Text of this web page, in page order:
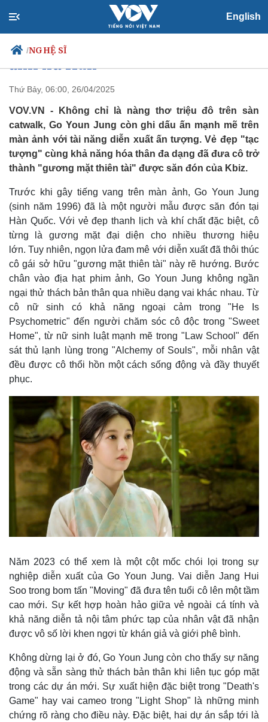
English
/NGHỆ SĨ
Chính trị
Đảng
Tổ chức nhân sự
Quốc hội
Nhận diện sự thật
Xã hội
Tin 24h
Dự báo thời tiết
Giáo dục
Dấu ấn VOV
Biển đảo
Thế giới
Quan sát
Cuộc sống đó đây
Hồ sơ
Multimedia
Ảnh
E-Magazine
Infographic
Go Youn Jung: Từ nàng thơ triệu
đô đến gương mặt càn quét màn
ảnh xứ Hàn
Thứ Bảy, 06:00, 26/04/2025
VOV.VN - Không chỉ là nàng thơ triệu đô trên sàn
catwalk, Go Youn Jung còn ghi dấu ấn mạnh mẽ trên
màn ảnh với tài năng diễn xuất ấn tượng. Vẻ đẹp "tạc
tượng" cùng khả năng hóa thân đa dạng đã đưa cô trở
thành "gương mặt thiên tài" được săn đón của Kbiz.
Trước khi gây tiếng vang trên màn ảnh, Go Youn Jung
(sinh năm 1996) đã là một người mẫu được săn đón tại
Hàn Quốc. Với vẻ đẹp thanh lịch và khí chất đặc biệt, cô
từng là gương mặt đại diện cho nhiều thương hiệu
lớn. Tuy nhiên, ngọn lửa đam mê với diễn xuất đã thôi thúc
cô gái sở hữu "gương mặt thiên tài" này rẽ hướng. Bước
chân vào địa hạt phim ảnh, Go Youn Jung không ngần
ngại thử thách bản thân qua nhiều dạng vai khác nhau. Từ
cô nữ sinh có khả năng ngoại cảm trong "He Is
Psychometric" đến người chăm sóc cô độc trong "Sweet
Home", từ nữ sinh luật mạnh mẽ trong "Law School" đến
sát thủ lạnh lùng trong "Alchemy of Souls", mỗi nhân vật
đều được cô thổi hồn một cách sống động và đầy thuyết
phục.
Năm 2023 có thể xem là một cột mốc chói lọi trong sự
nghiệp diễn xuất của Go Youn Jung. Vai diễn Jang Hui
Soo trong bom tấn "Moving" đã đưa tên tuổi cô lên một tầm
cao mới. Sự kết hợp hoàn hảo giữa vẻ ngoài cá tính và
khả năng diễn tả nội tâm phức tạp của nhân vật đã nhận
được vô số lời khen ngợi từ khán giả và giới phê bình.
Không dừng lại ở đó, Go Youn Jung còn cho thấy sự năng
động và sẵn sàng thử thách bản thân khi liên tục góp mặt
trong các dự án mới. Sự xuất hiện đặc biệt trong "Death's
Game" hay vai cameo trong "Light Shop" là những minh
chứng rõ ràng cho điều này. Đặc biệt, hai dự án sắp tới là